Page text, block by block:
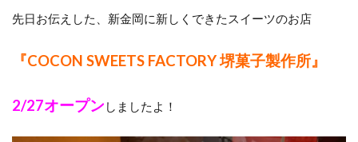
先日お伝えした、新金岡に新しくできたスイーツのお店
『COCON SWEETS FACTORY 堺菓子製作所』
2/27オープン しましたよ！